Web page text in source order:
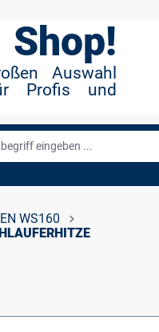
Auswahl
Profis und
WS160